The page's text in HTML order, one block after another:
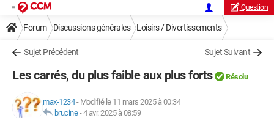
Question
Forum Discussions générales Loisirs / Divertissements
Sujet Précédent Sujet Suivant
Les carrés, du plus faible aux plus forts Résolu
max-1234- Modifié le 11 mars 2025 à 00:34
brucine-4 avr. 2025 à 08:59